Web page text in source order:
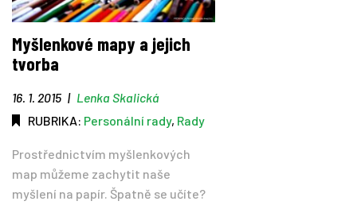
Myšlenkové mapy a jejich
tvorba
16. 1. 2015 | Lenka Skalická
RUBRIKA: Personální rady, Rady
Prostřednictvím myšlenkových
map můžeme zachytit naše
myšlení na papír. Špatně se učíte?